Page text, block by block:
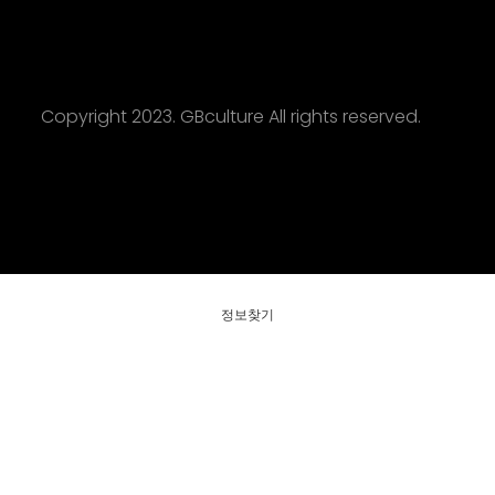
Copyright 2023. GBculture All rights reserved.
정보찾기